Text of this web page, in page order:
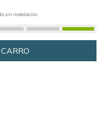
sin instalación.